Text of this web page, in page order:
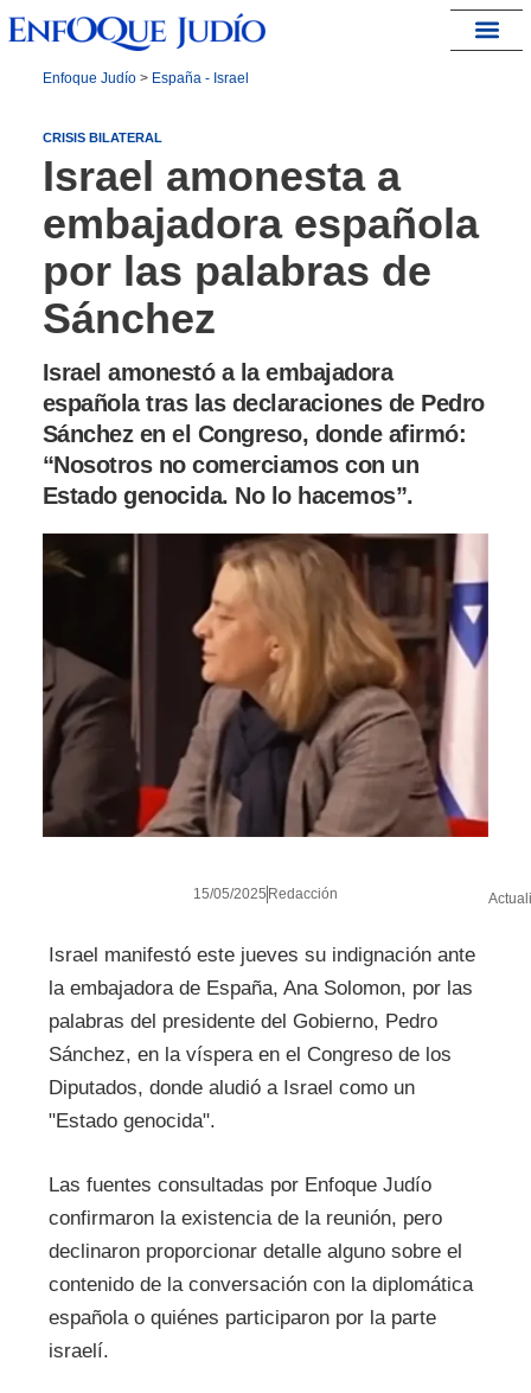
Enfoque Judío> España - Israel
CRISIS BILATERAL
Israel amonesta a
embajadora española
por las palabras de
Sánchez
Israel amonestó a la embajadora
española tras las declaraciones de Pedro
Sánchez en el Congreso, donde afirmó:
“Nosotros no comerciamos con un
Estado genocida. No lo hacemos”.
15/05/2025 Redacción
Israel manifestó este jueves su indignación ante
la embajadora de España, Ana Solomon, por las
palabras del presidente del Gobierno, Pedro
Sánchez, en la víspera en el Congreso de los
Diputados, donde aludió a Israel como un
"Estado genocida".
Las fuentes consultadas por Enfoque Judío
confirmaron la existencia de la reunión, pero
declinaron proporcionar detalle alguno sobre el
contenido de la conversación con la diplomática
española o quiénes participaron por la parte
israelí.